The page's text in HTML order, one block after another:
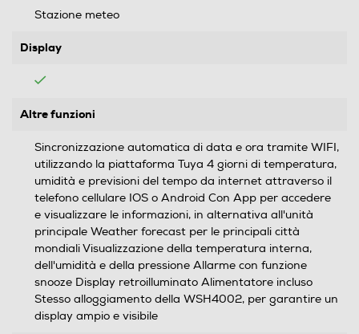
Stazione meteo
Display
Altre funzioni
Sincronizzazione automatica di data e ora tramite WIFI,
utilizzando la piattaforma Tuya 4 giorni di temperatura,
umidità e previsioni del tempo da internet attraverso il
telefono cellulare IOS o Android Con App per accedere
e visualizzare le informazioni, in alternativa all'unità
principale Weather forecast per le principali città
mondiali Visualizzazione della temperatura interna,
dell'umidità e della pressione Allarme con funzione
snooze Display retroilluminato Alimentatore incluso
Stesso alloggiamento della WSH4002, per garantire un
display ampio e visibile